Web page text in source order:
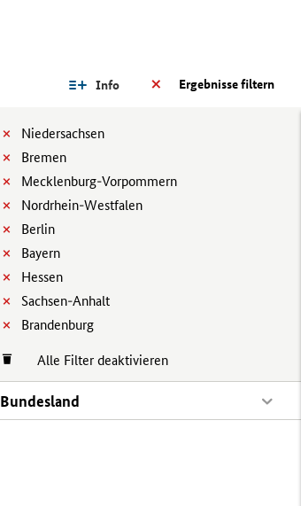
Ergebnisse filtern
Info
Niedersachsen
Bremen
Mecklenburg-Vorpommern
Nordrhein-Westfalen
Berlin
Bayern
Hessen
Sachsen-Anhalt
Brandenburg
Alle Filter deaktivieren
Bundesland